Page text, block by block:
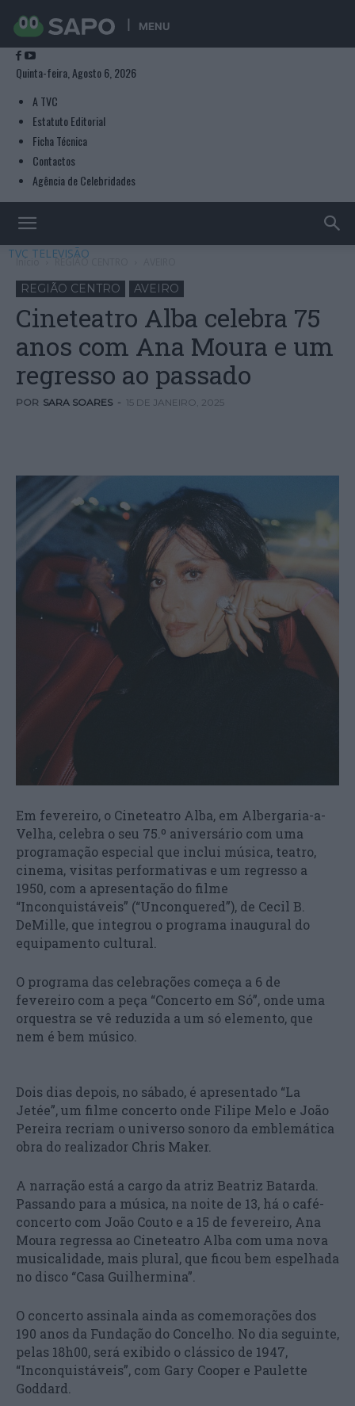
MENU
Quinta-feira, Agosto 6, 2026
A TVC
Estatuto Editorial
Ficha Técnica
Contactos
Agência de Celebridades
TVC TELEVISÃO
Início REGIÃO CENTRO
REGIÃO CENTRO AVEIRO
Cineteatro Alba celebra 75
anos com Ana Moura e um
regresso ao passado
POR SARA SOARES - 15 DE JANEIRO, 2025
Em fevereiro, o Cineteatro Alba, em Albergaria-a-
Velha, celebra o seu 75.º aniversário com uma
programação especial que inclui música, teatro,
cinema, visitas performativas e um regresso a
1950, com a apresentação do filme
“Inconquistáveis” (“Unconquered”), de Cecil B.
DeMille, que integrou o programa inaugural do
equipamento cultural.
O programa das celebrações começa a 6 de
fevereiro com a peça “Concerto em Só”, onde uma
orquestra se vê reduzida a um só elemento, que
nem é bem músico.
Dois dias depois, no sábado, é apresentado “La
Jetée”, um filme concerto onde Filipe Melo e João
Pereira recriam o universo sonoro da emblemática
obra do realizador Chris Maker.
A narração está a cargo da atriz Beatriz Batarda.
Passando para a música, na noite de 13, há o café-
concerto com João Couto e a 15 de fevereiro, Ana
Moura regressa ao Cineteatro Alba com uma nova
musicalidade, mais plural, que ficou bem espelhada
no disco “Casa Guilhermina”.
O concerto assinala ainda as comemorações dos
190 anos da Fundação do Concelho. No dia seguinte,
pelas 18h00, será exibido o clássico de 1947,
“Inconquistáveis”, com Gary Cooper e Paulette
Goddard.